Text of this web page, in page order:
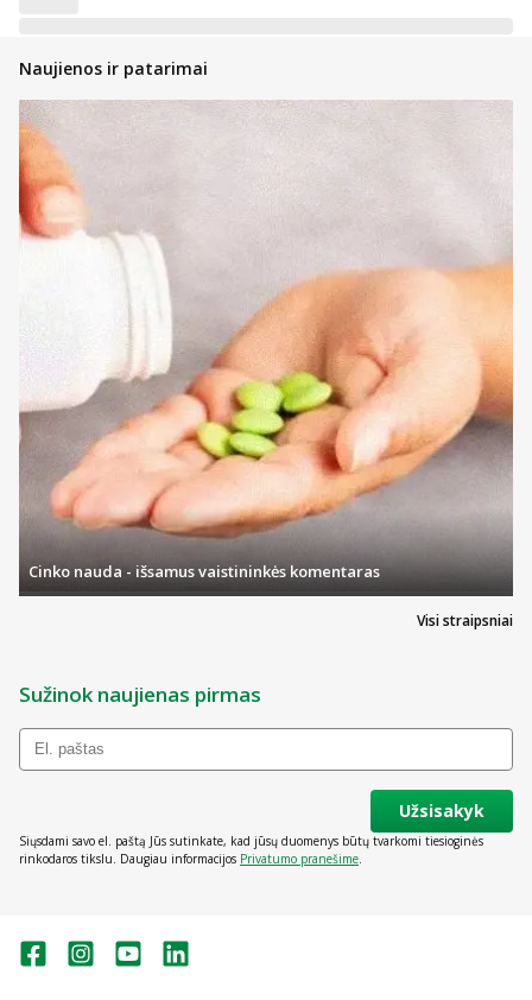
Naujienos ir patarimai
Visi straipsniai
Cinko nauda - išsamus vaistininkės komentaras
Sužinok naujienas pirmas
Užsisakyk
Siųsdami savo el. paštą Jūs sutinkate, kad jūsų duomenys būtų tvarkomi tiesioginės
rinkodaros tikslu. Daugiau informacijos Privatumo pranešime.